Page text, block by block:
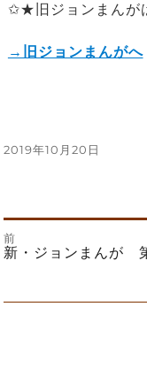
✩★旧ジョンまんが
→旧ジョンまんがへ
投
2019年10月20日
投
前
前
の
新・ジョンまんが
投